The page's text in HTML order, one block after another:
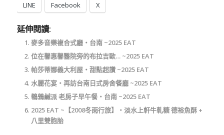
LINE Facebook X
延伸閱讀:
麥多音樂複合式廳‧台南 ~2025 EAT
位在馨惠馨醫院旁的布拉吉歐… ~2025 EAT
帕莎蒂娜義大利屋‧甜點超讚 ~2025 EAT
水麗花宴‧再訪台南日式房舍餐廳 ~2025 EAT
鵪鶉鹹派 老房子早午餐‧台南 ~2025 EAT
2025 EAT ~【2008冬雨行旅】‧淡水上軒牛軋糖 德裕魚酥 +
八里雙胞胎